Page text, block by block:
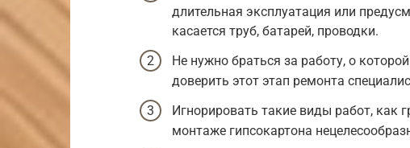
длительная эксплуатация или
касается труб, батарей, проводки.
Не нужно браться за работу, о
доверить этот этап ремонта
Игнорировать такие виды работ, как
монтаже гипсокартона